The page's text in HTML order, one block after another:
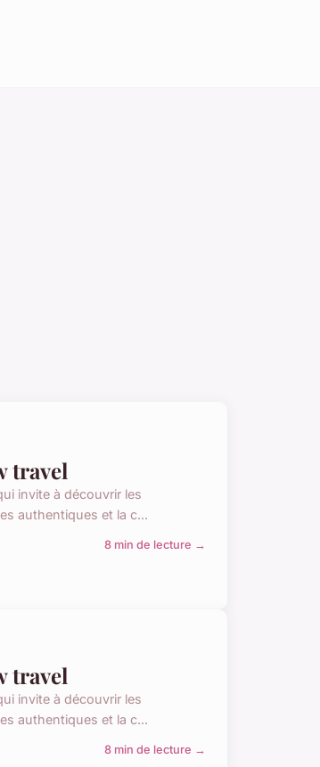
travel
invite à découvrir les
authentiques et la c...
8 min de lecture →
travel
invite à découvrir les
authentiques et la c...
8 min de lecture →